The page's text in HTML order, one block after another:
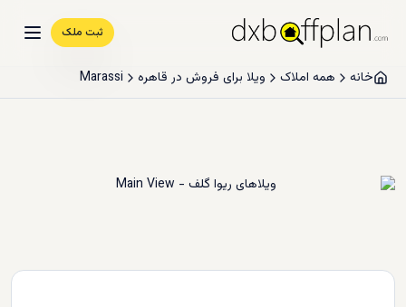
ثبت ملک
خانه همه املاک ویلا برای فروش در قاهره Marassi